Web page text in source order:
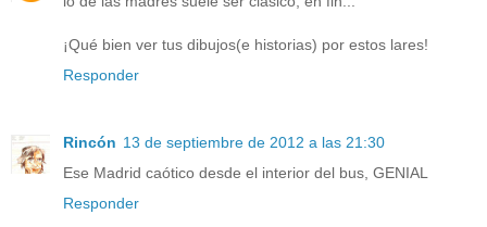
¡Qué bien ver tus dibujos(e historias) por estos lares!
Responder
Rincón 13 de septiembre de 2012 a las 21:30
Ese Madrid caótico desde el interior del bus, GENIAL
Responder